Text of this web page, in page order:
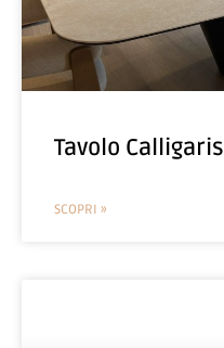
Tavolo Calligaris
SCOPRI »